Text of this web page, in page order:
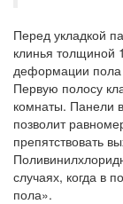
Перед укладкой
клинья толщиной
деформации пола
Первую полосу
комнаты. Панели
позволит
препятствовать
случаях, когда в
пола».